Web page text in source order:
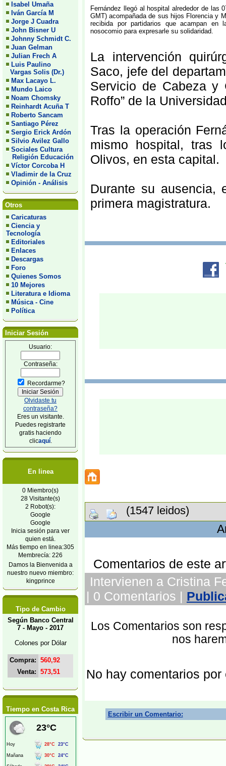
Isabel Umaña
Iván García M
Jorge J Cuadra
John Bisner U
Johnny Schmidt C.
Juan Gelman
Julian Frech A
Luis Paulino
Vargas Solis (Dr.)
Max Lacayo L.
Mundo Laico
Noam Chomsky
Reinhardt Acuña T
Roberto Sancam
Santiago Pérez
Sergio Erick Ardón
Silvio Avilez Gallo
Sociales Cultura
Religión Educación
Víctor Corcoba H
Vladimir de la Cruz
Opinión - Análisis
Otros
Caricaturas
Ciencia y
Tecnología
Editoriales
Enlaces
Descargas
Foro
Quienes Somos
10 Mejores
Literatura e Idioma
Música - Cine
Política
Iniciar Sesión
Usuario:
Contraseña:
Recordarme?
Olvidaste tu
contraseña?
Eres un visitante.
Puedes registrarte
gratis haciendo
clicaquí.
En linea
0 Miembro(s)
28 Visitante(s)
2 Robot(s):
Google
Google
Inicia sesión para ver
quien está.
Más tiempo en linea:305
Membrecía: 226
Damos la Bienvenida a
nuestro nuevo miembro:
kingprince
Tipo de Cambio
Según Banco Central
7 - Mayo - 2017
Colones por Dólar
Compra: 560,92
Venta: 573,51
Tiempo en Costa Rica
Fernández llegó al hospital alrededor de las
GMT) acompañada de sus hijos Florencia y
recibida por partidarios que acampan en
nosocomio para expresarle su solidaridad.
La intervención
Saco, jefe del
Servicio de Cabeza y
Roffo” de la
Tras la operación
mismo hospital, tras
Olivos, en esta capital.
Durante su ausencia,
primera magistratura.
(1547 leidos)
Comentarios de este
Intervienen a Cristina
| 0 Comentarios |
Los Comentarios son
nos
No hay comentarios por
Escribir un Comentario: